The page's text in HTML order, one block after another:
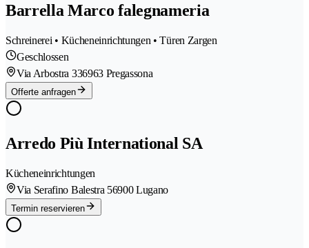
Barrella Marco falegnameria
Schreinerei • Kücheneinrichtungen • Türen Zargen
Geschlossen
Via Arbostra 336963 Pregassona
Offerte anfragen
Arredo Più International SA
Kücheneinrichtungen
Via Serafino Balestra 56900 Lugano
Termin reservieren